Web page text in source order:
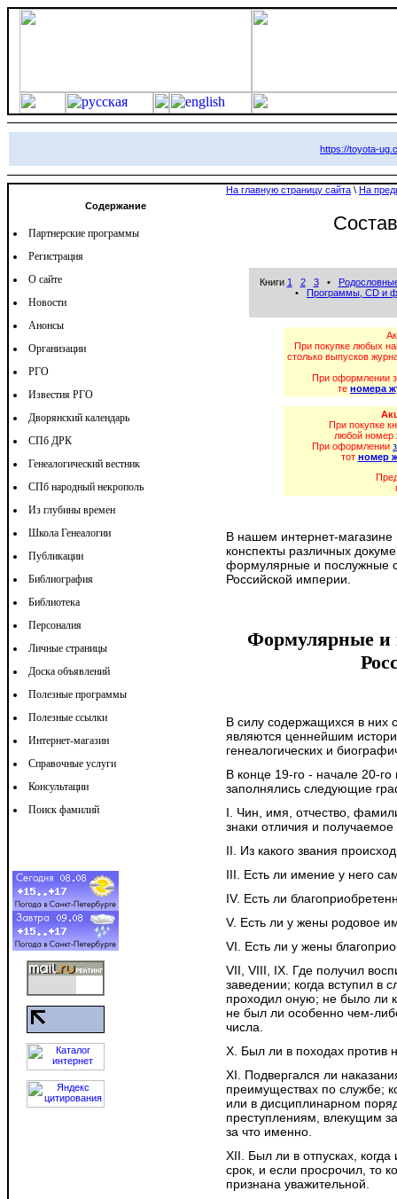
https://toyota-
Содержание
Партнерские программы
Регистрация
О сайте
Новости
Анонсы
Организации
РГО
Известия РГО
Дворянский календарь
СПб ДРК
Генеалогический вестник
СПб народный некрополь
Из глубины времен
Школа Генеалогии
Публикации
Библиография
Библиотека
Персоналия
Личные страницы
Доска объявлений
Полезные программы
Полезные ссылки
Интернет-магазин
Справочные услуги
Консультации
Поиск фамилий
На главную страницу сайта \ На
Книги 1 2 3•
• Программы, CD и
При покупке любых
столько выпусков
При оформлении
те номера
При покупке
любой номер
При оформлении
тот номер
В нашем интернет-
конспекты различных
формулярные и послужные
Российской империи.
Формулярные и
В силу содержащихся в них
являются ценнейшим
генеалогических и
В конце 19-го - начале 20-
заполнялись следующие
I. Чин, имя, отчество,
знаки отличия и
II. Из какого звания
III. Есть ли имение у него
IV. Есть ли
V. Есть ли у жены родовое
VI. Есть ли у жены
VII, VIII, IX. Где получил
заведении; когда вступил в
проходил оную; не было ли
не был ли особенно чем-
числа.
X. Был ли в походах против
XI. Подвергался ли
преимуществах по службе;
или в дисциплинарном
преступлениям, влекущим
за что именно.
XII. Был ли в отпусках,
срок, и если просрочил, то
признана уважительной.